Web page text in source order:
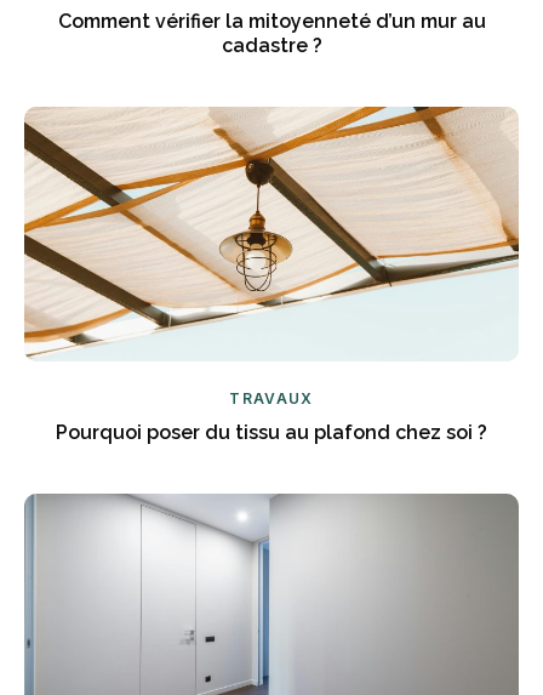
Comment vérifier la mitoyenneté d’un mur au
cadastre ?
TRAVAUX
Pourquoi poser du tissu au plafond chez soi ?